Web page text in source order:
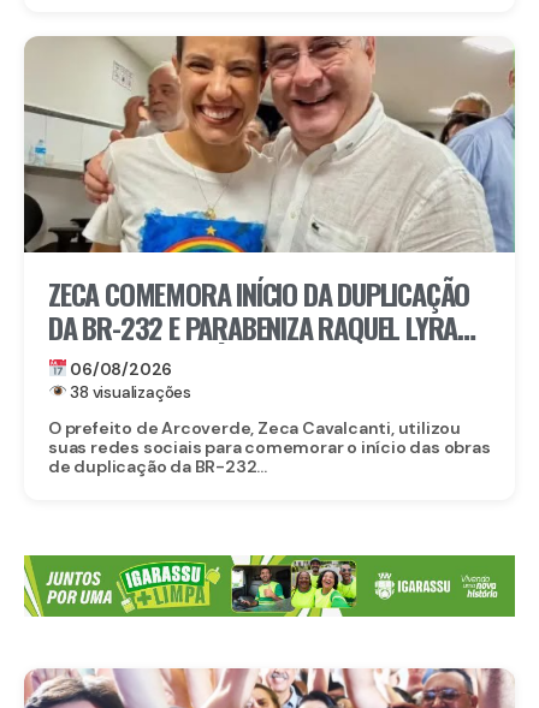
ZECA COMEMORA INÍCIO DA DUPLICAÇÃO
DA BR-232 E PARABENIZA RAQUEL LYRA
POR OBRA HISTÓRICA PARA O INTERIOR
06/08/2026
38 visualizações
O prefeito de Arcoverde, Zeca Cavalcanti, utilizou
suas redes sociais para comemorar o início das obras
de duplicação da BR-232...